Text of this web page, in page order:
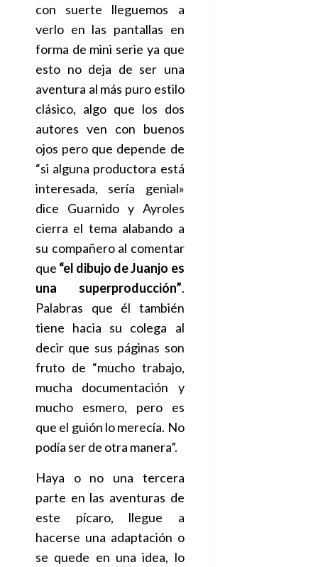
con suerte lleguemos a
verlo en las pantallas en
forma de mini serie ya que
esto no deja de ser una
aventura al más puro estilo
clásico, algo que los dos
autores ven con buenos
ojos pero que depende de
“si alguna productora está
interesada, sería genial»
dice Guarnido y Ayroles
cierra el tema alabando a
su compañero al comentar
que “el dibujo de Juanjo es
una superproducción”.
Palabras que él también
tiene hacia su colega al
decir que sus páginas son
fruto de “mucho trabajo,
mucha documentación y
mucho esmero, pero es
que el guión lo merecía. No
podía ser de otra manera”.
Haya o no una tercera
parte en las aventuras de
este pícaro, llegue a
hacerse una adaptación o
se quede en una idea, lo